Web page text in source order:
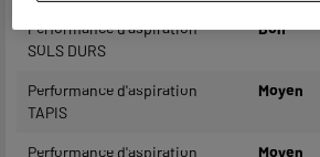
Performance d'aspiration
SOLS DURS
Bon
Performance d'aspiration
TAPIS
Moyen
Performance d'aspiration
Moyen